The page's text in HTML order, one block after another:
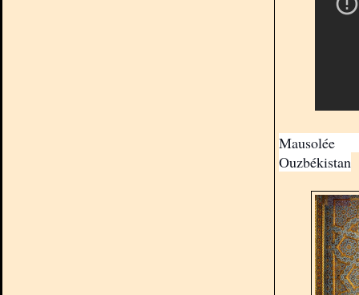
Mausolée
Ouzbékistan